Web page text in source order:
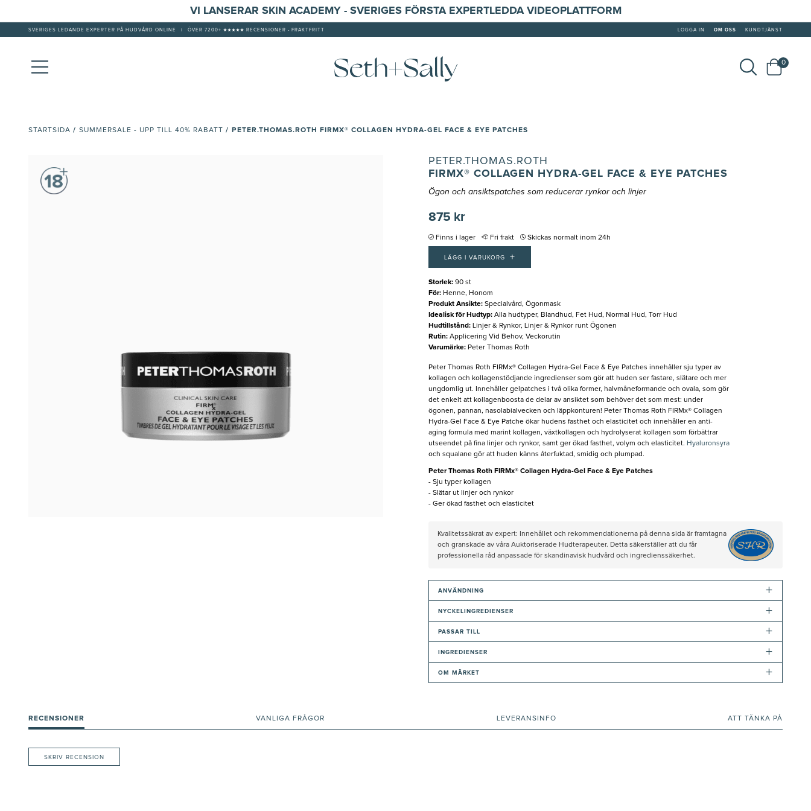
VI LANSERAR SKIN ACADEMY - SVERIGES FÖRSTA EXPERTLEDDA VIDEOPLATTFORM
SVERIGES LEDANDE EXPERTER PÅ HUDVÅRD ONLINE ÖVER 7200+ ★★★★★ RECENSIONER - FRAKTFRITT LOGGA IN OM OSS KUNDTJÄNST
0
STARTSIDA / SUMMERSALE - UPP TILL 40% RABATT / PETER.THOMAS.ROTH FIRMX® COLLAGEN HYDRA-GEL FACE & EYE PATCHES
PETER.THOMAS.ROTH
FIRMX® COLLAGEN HYDRA-GEL FACE & EYE PATCHES
Ögon och ansiktspatches som reducerar rynkor och linjer
875 kr
Finns i lager Fri frakt Skickas normalt inom 24h
LÄGG I VARUKORG +
Storlek: 90 st
För: Henne, Honom
Produkt Ansikte: Specialvård, Ögonmask
Idealisk för Hudtyp: Alla hudtyper, Blandhud, Fet Hud, Normal Hud, Torr Hud
Hudtillstånd: Linjer & Rynkor, Linjer & Rynkor runt Ögonen
Rutin: Applicering Vid Behov, Veckorutin
Varumärke: Peter Thomas Roth
Peter Thomas Roth FIRMx® Collagen Hydra-Gel Face & Eye Patches innehåller sju typer av
kollagen och kollagenstödjande ingredienser som gör att huden ser fastare, slätare och mer
ungdomlig ut. Innehåller gelpatches i två olika former, halvmåneformande och ovala, som gör
det enkelt att kollagenboosta de delar av ansiktet som behöver det som mest: under
ögonen, pannan, nasolabialvecken och läppkonturen! Peter Thomas Roth FIRMx® Collagen
Hydra-Gel Face & Eye Patche ökar hudens fasthet och elasticitet och innehåller en anti-
aging formula med marint kollagen, växtkollagen och hydrolyserat kollagen som förbättrar
utseendet på fina linjer och rynkor, samt ger ökad fasthet, volym och elasticitet. Hyaluronsyra
och squalane gör att huden känns återfuktad, smidig och plumpad.
Peter Thomas Roth FIRMx® Collagen Hydra-Gel Face & Eye Patches
- Sju typer kollagen
- Slätar ut linjer och rynkor
- Ger ökad fasthet och elasticitet
Kvalitetssäkrat av expert: Innehållet och rekommendationerna på denna sida är framtagna
och granskade av våra Auktoriserade Hudterapeuter. Detta säkerställer att du får
professionella råd anpassade för skandinavisk hudvård och ingredienssäkerhet.
ANVÄNDNING +
NYCKELINGREDIENSER +
PASSAR TILL +
INGREDIENSER +
OM MÄRKET +
RECENSIONER VANLIGA FRÅGOR LEVERANSINFO ATT TÄNKA PÅ
SKRIV RECENSION